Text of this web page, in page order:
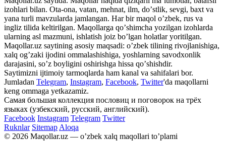
izohlari bilan. Ota-ona, vatan, mehnat, ilm, doʼstlik, sevgi, baxt va
yana turli mavzularda jamlangan. Har bir maqol oʼzbek, rus va
ingliz tilida keltirilgan. Maqollarga qoʼshimcha yozilgan izohlarda
ularning asl mazmuni, ishlatish joiz boʼlgan holatlar yoritilgan.
Maqollar.uz saytining asosiy maqsadi: oʼzbek tilining rivojlanishiga,
xalq ogʼzaki ijodini ommalashishiga, yoshlarning savodxonlik
darajasini, soʼz boyligini oshirishga hissa qoʼshishdir.
Saytimizni ijtimoiy tarmoqlarda ham kanal va sahifalari bor.
Jumladan Telegram, Instagram, Facebook, Twitter'da maqollarni
keng ommaga yetkazamiz.
Самая большая коллекция пословиц и поговорок на трёх
языках (узбекский, русский, английский).
Facebook Instagram Telegram Twitter
Ruknlar Sitemap Aloqa
© 2026 Maqollar.uz — oʼzbek xalq maqollari toʼplami